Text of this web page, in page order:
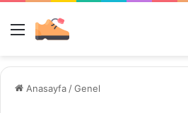
Menü
Anasayfa /Genel